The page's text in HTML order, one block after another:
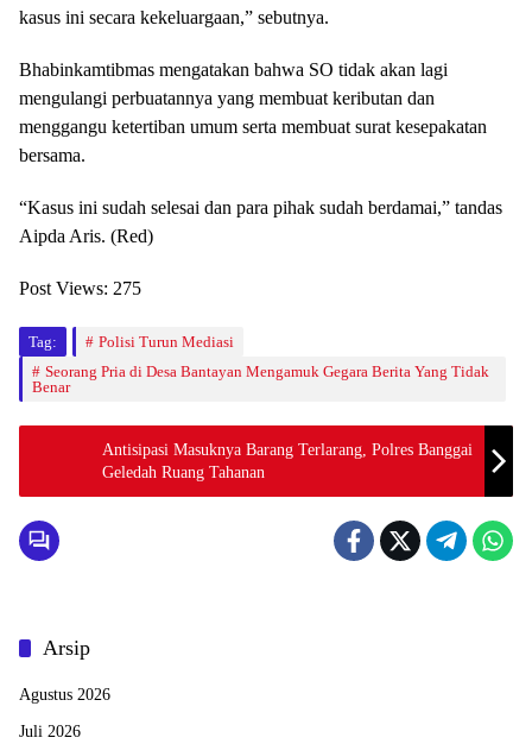
kasus ini secara kekeluargaan,” sebutnya.
Bhabinkamtibmas mengatakan bahwa SO tidak akan lagi
mengulangi perbuatannya yang membuat keributan dan
menggangu ketertiban umum serta membuat surat kesepakatan
bersama.
“Kasus ini sudah selesai dan para pihak sudah berdamai,” tandas
Aipda Aris. (Red)
Post Views: 275
Tag:
Polisi Turun Mediasi
Seorang Pria di Desa Bantayan Mengamuk Gegara Berita Yang Tidak
Benar
Antisipasi Masuknya Barang Terlarang, Polres Banggai
Geledah Ruang Tahanan
Arsip
Agustus 2026
Juli 2026